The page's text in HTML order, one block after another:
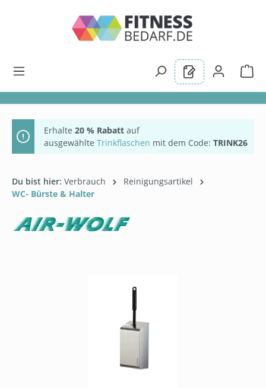
Erhalte 20 % Rabatt auf
ausgewählte Trinkflaschen mit dem Code: TRINK26
Du bist hier: Verbrauch
Reinigungsartikel
WC- Bürste & Halter